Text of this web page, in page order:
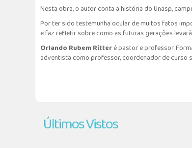
Nesta obra, o autor conta a história do Unasp,
Por ter sido testemunha ocular de muitos fatos
e faz refletir sobre como as futuras gerações
Orlando Rubem Ritteré pastor e professor.
adventista como professor, coordenador de curso
Últimos Vistos